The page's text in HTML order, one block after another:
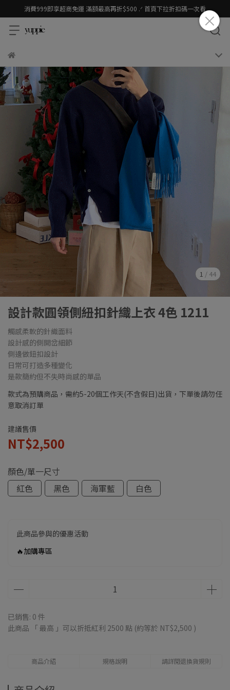
消費999即享超商免運 滿額最高再折$500 .ᐟ 首頁下拉折扣碼一次看
1 / 44
設計款圓領側紐扣針織上衣 4色 1211
觸感柔軟的針織面料
設計感的側開岔細節
側邊做鈕扣設計
日常可打造多種變化
是款簡約但不失時尚感的單品
款式為預購商品，需約5-20個工作天(不含假日)出貨，下單後請勿任
意取消訂單
建議售價
NT$2,500
顏色/單一尺寸
紅色
黑色 海軍藍 白色
此商品參與的優惠活動
🔥加購專區
已銷售: 0 件
此商品 「 最高 」可以折抵紅利 2500 點 (約等於 NT$2,500 )
商品介紹 規格說明 請詳閱退換貨規則